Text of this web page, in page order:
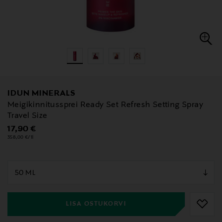
IDUN MINERALS
Meigikinnitussprei Ready Set Refresh Setting Spray
Travel Size
Original Price
17,90 €
358,00 €/1l
LISA OSTUKORVI